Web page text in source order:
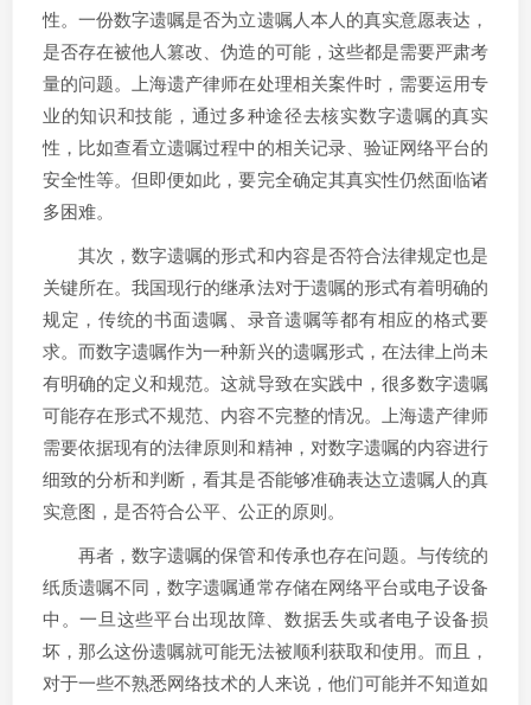
性。一份数字遗嘱是否为立遗嘱人本人的真实意愿表达，
是否存在被他人篡改、伪造的可能，这些都是需要严肃考
量的问题。上海遗产律师在处理相关案件时，需要运用专
业的知识和技能，通过多种途径去核实数字遗嘱的真实
性，比如查看立遗嘱过程中的相关记录、验证网络平台的
安全性等。但即便如此，要完全确定其真实性仍然面临诸
多困难。
其次，数字遗嘱的形式和内容是否符合法律规定也是
关键所在。我国现行的继承法对于遗嘱的形式有着明确的
规定，传统的书面遗嘱、录音遗嘱等都有相应的格式要
求。而数字遗嘱作为一种新兴的遗嘱形式，在法律上尚未
有明确的定义和规范。这就导致在实践中，很多数字遗嘱
可能存在形式不规范、内容不完整的情况。上海遗产律师
需要依据现有的法律原则和精神，对数字遗嘱的内容进行
细致的分析和判断，看其是否能够准确表达立遗嘱人的真
实意图，是否符合公平、公正的原则。
再者，数字遗嘱的保管和传承也存在问题。与传统的
纸质遗嘱不同，数字遗嘱通常存储在网络平台或电子设备
中。一旦这些平台出现故障、数据丢失或者电子设备损
坏，那么这份遗嘱就可能无法被顺利获取和使用。而且，
对于一些不熟悉网络技术的人来说，他们可能并不知道如